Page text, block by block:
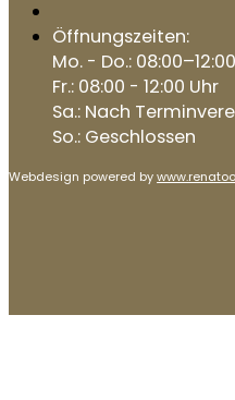
Öffnungszeiten:
Mo. - Do.:
Fr.: 08:00 - 12:00 Uhr
Sa.: Nach
So.: Geschlossen
Webdesign powered by